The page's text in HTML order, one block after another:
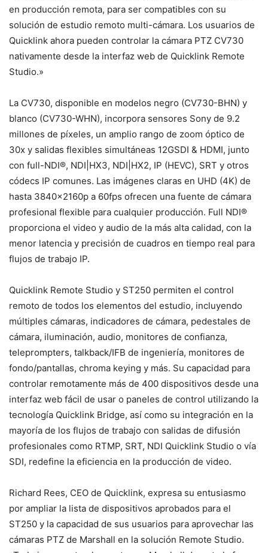
en producción remota, para ser compatibles con su
solución de estudio remoto multi-cámara. Los usuarios de
Quicklink ahora pueden controlar la cámara PTZ CV730
nativamente desde la interfaz web de Quicklink Remote
Studio.»
La CV730, disponible en modelos negro (CV730-BHN) y
blanco (CV730-WHN), incorpora sensores Sony de 9.2
millones de píxeles, un amplio rango de zoom óptico de
30x y salidas flexibles simultáneas 12GSDI & HDMI, junto
con full-NDI®, NDI|HX3, NDI|HX2, IP (HEVC), SRT y otros
códecs IP comunes. Las imágenes claras en UHD (4K) de
hasta 3840x2160p a 60fps ofrecen una fuente de cámara
profesional flexible para cualquier producción. Full NDI®
proporciona el video y audio de la más alta calidad, con la
menor latencia y precisión de cuadros en tiempo real para
flujos de trabajo IP.
Quicklink Remote Studio y ST250 permiten el control
remoto de todos los elementos del estudio, incluyendo
múltiples cámaras, indicadores de cámara, pedestales de
cámara, iluminación, audio, monitores de confianza,
teleprompters, talkback/IFB de ingeniería, monitores de
fondo/pantallas, chroma keying y más. Su capacidad para
controlar remotamente más de 400 dispositivos desde una
interfaz web fácil de usar o paneles de control utilizando la
tecnología Quicklink Bridge, así como su integración en la
mayoría de los flujos de trabajo con salidas de difusión
profesionales como RTMP, SRT, NDI Quicklink Studio o vía
SDI, redefine la eficiencia en la producción de video.
Richard Rees, CEO de Quicklink, expresa su entusiasmo
por ampliar la lista de dispositivos aprobados para el
ST250 y la capacidad de sus usuarios para aprovechar las
cámaras PTZ de Marshall en la solución Remote Studio.